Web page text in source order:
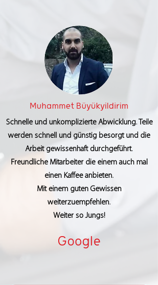
Muhammet Büyükyildirim
Schnelle und unkomplizierte Abwicklung. Teile
werden schnell und günstig besorgt und die
Arbeit gewissenhaft durchgeführt.
Freundliche Mitarbeiter die einem auch mal
einen Kaffee anbieten.
Mit einem guten Gewissen
weiterzuempfehlen.
Weiter so Jungs!
Google